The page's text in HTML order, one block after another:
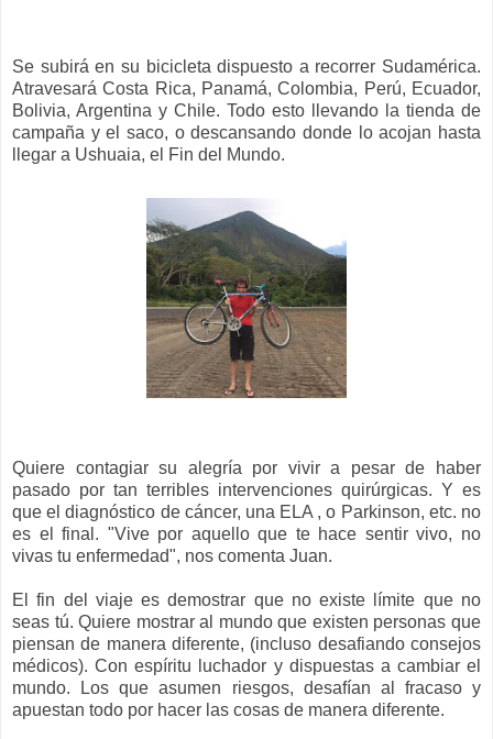
Se subirá en su bicicleta dispuesto a recorrer Sudamérica.
Atravesará Costa Rica, Panamá, Colombia, Perú, Ecuador,
Bolivia, Argentina y Chile. Todo esto llevando la tienda de
campaña y el saco, o descansando donde lo acojan hasta
llegar a Ushuaia, el Fin del Mundo.
Quiere contagiar su alegría por vivir a pesar de haber
pasado por tan terribles intervenciones quirúrgicas. Y es
que el diagnóstico de cáncer, una ELA , o Parkinson, etc. no
es el final. "Vive por aquello que te hace sentir vivo, no
vivas tu enfermedad", nos comenta Juan.
El fin del viaje es demostrar que no existe límite que no
seas tú. Quiere mostrar al mundo que existen personas que
piensan de manera diferente, (incluso desafiando consejos
médicos). Con espíritu luchador y dispuestas a cambiar el
mundo. Los que asumen riesgos, desafían al fracaso y
apuestan todo por hacer las cosas de manera diferente.